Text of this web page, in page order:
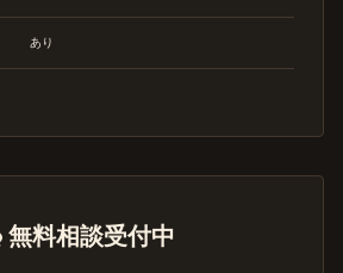
あり
無料相談受付中